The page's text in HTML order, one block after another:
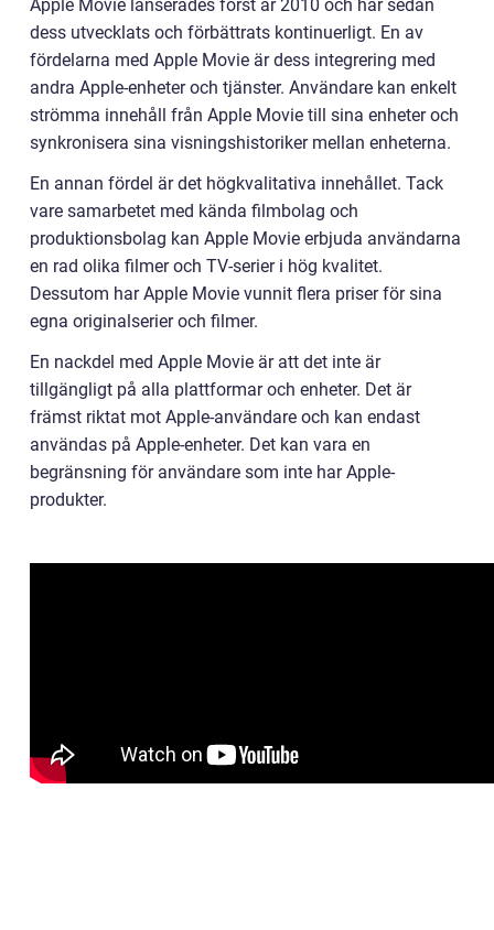
Apple Movie lanserades först år 2010 och har sedan
dess utvecklats och förbättrats kontinuerligt. En av
fördelarna med Apple Movie är dess integrering med
andra Apple-enheter och tjänster. Användare kan enkelt
strömma innehåll från Apple Movie till sina enheter och
synkronisera sina visningshistoriker mellan enheterna.
En annan fördel är det högkvalitativa innehållet. Tack
vare samarbetet med kända filmbolag och
produktionsbolag kan Apple Movie erbjuda användarna
en rad olika filmer och TV-serier i hög kvalitet.
Dessutom har Apple Movie vunnit flera priser för sina
egna originalserier och filmer.
En nackdel med Apple Movie är att det inte är
tillgängligt på alla plattformar och enheter. Det är
främst riktat mot Apple-användare och kan endast
användas på Apple-enheter. Det kan vara en
begränsning för användare som inte har Apple-
produkter.